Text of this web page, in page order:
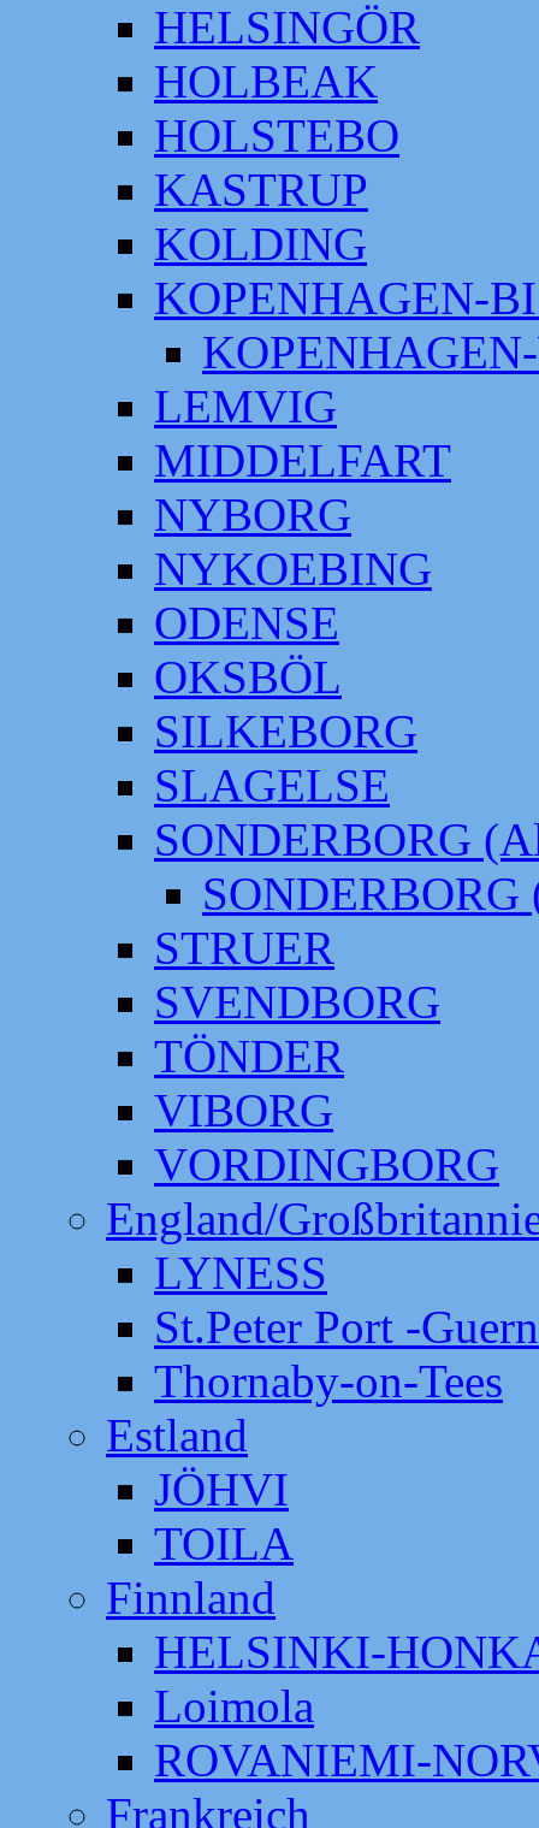
HELSINGÖR
HOLBEAK
HOLSTEBO
KASTRUP
KOLDING
KOPENHAGEN-
LEMVIG
MIDDELFART
NYBORG
NYKOEBING
ODENSE
OKSBÖL
SILKEBORG
SLAGELSE
SONDERBORG
SONDERBORG
STRUER
SVENDBORG
TÖNDER
VIBORG
VORDINGBORG
England/
LYNESS
St.Peter Port -
Thornaby-on-Tees
Estland
JÖHVI
TOILA
Finnland
HELSINKI-
Loimola
ROVANIEMI-
Frankreich